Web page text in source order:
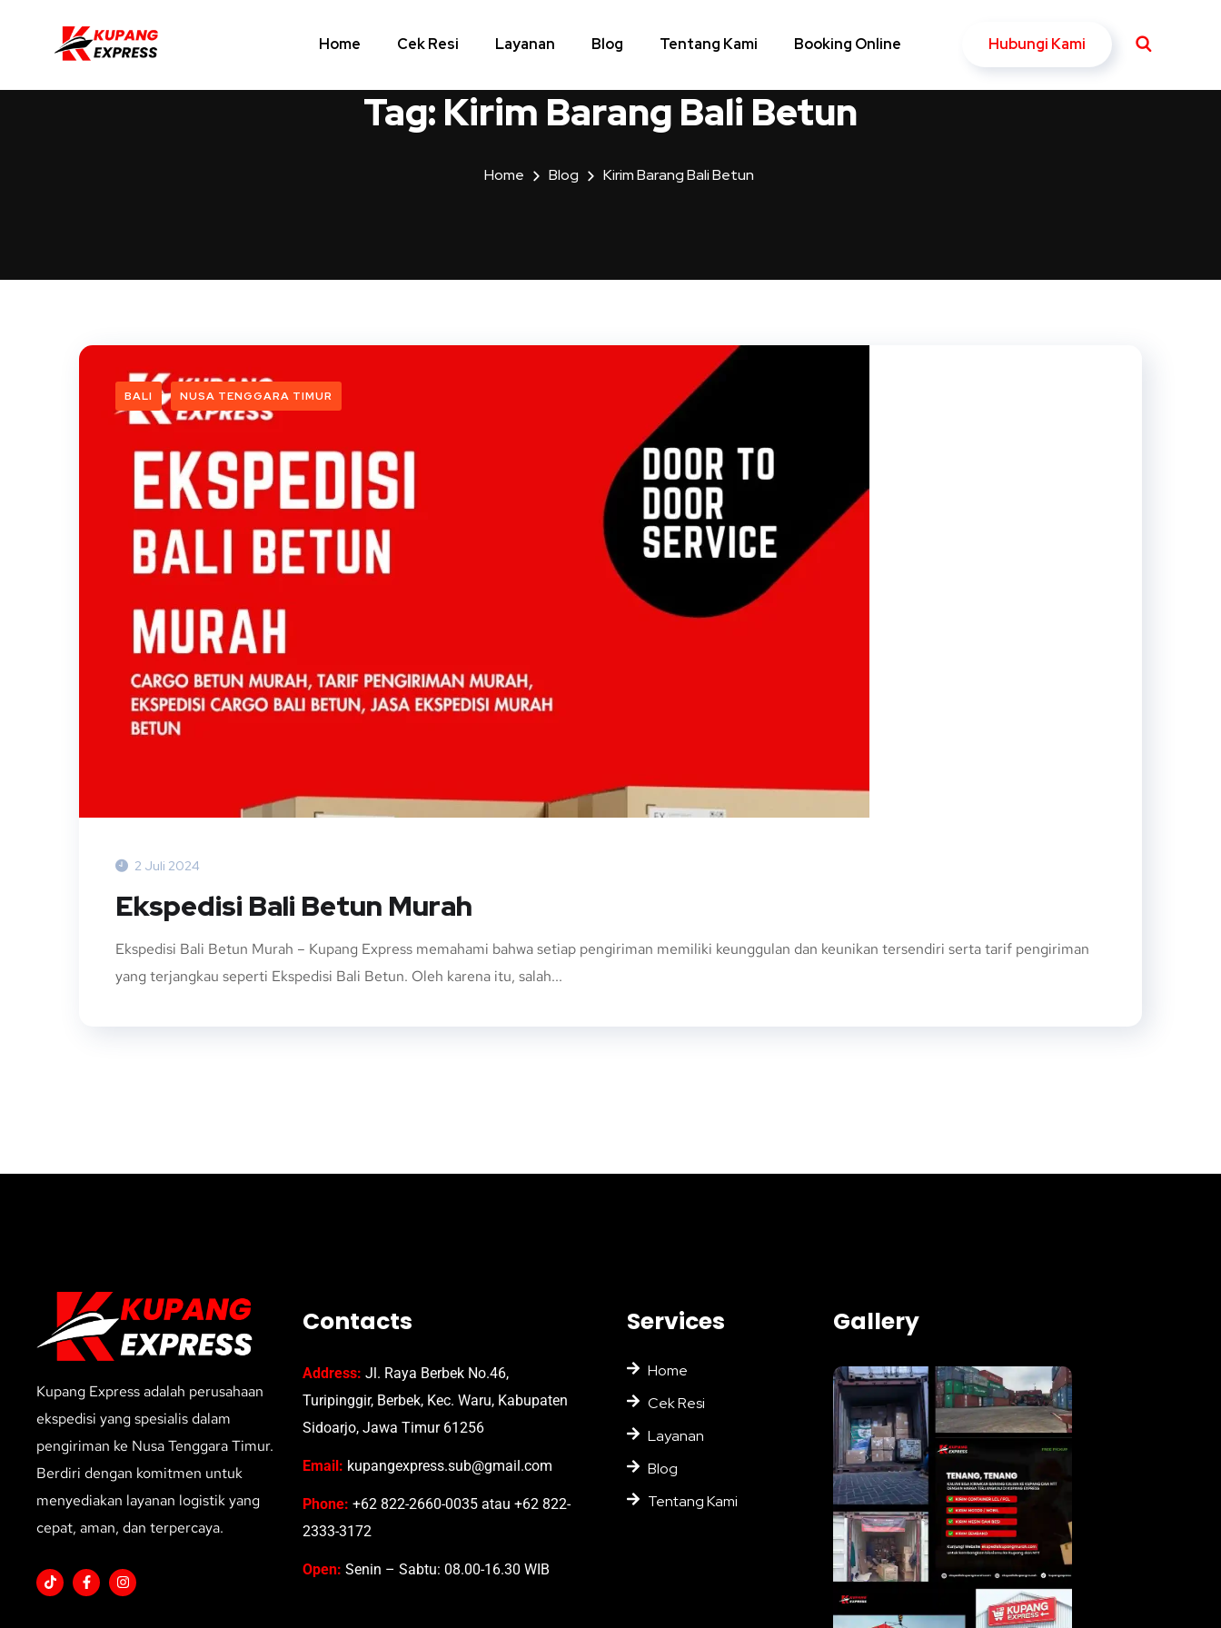
Home Cek Resi Layanan Blog Tentang Kami Booking Online Hubungi Kami
Tag: Kirim Barang Bali Betun
Home Blog Kirim Barang Bali Betun
BALI NUSA TENGGARA TIMUR
2 Juli 2024
Ekspedisi Bali Betun Murah
Ekspedisi Bali Betun Murah – Kupang Express memahami bahwa setiap pengiriman memiliki keunggulan dan keunikan tersendiri serta tarif pengiriman
yang terjangkau seperti Ekspedisi Bali Betun. Oleh karena itu, salah...
Kupang Express adalah perusahaan
ekspedisi yang spesialis dalam
pengiriman ke Nusa Tenggara Timur.
Berdiri dengan komitmen untuk
menyediakan layanan logistik yang
cepat, aman, dan terpercaya.
Contacts
Address: Jl. Raya Berbek No.46,
Turipinggir, Berbek, Kec. Waru, Kabupaten
Sidoarjo, Jawa Timur 61256
Email: kupangexpress.sub@gmail.com
Phone: +62 822-2660-0035 atau +62 822-
2333-3172
Open: Senin – Sabtu: 08.00-16.30 WIB
Services
Home
Cek Resi
Layanan
Blog
Tentang Kami
Gallery